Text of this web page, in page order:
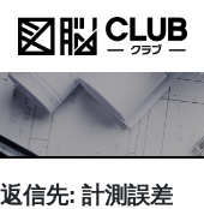
返信先: 計測誤差